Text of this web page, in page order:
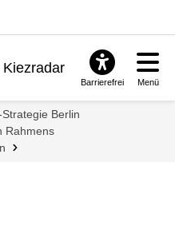
Kiezradar
Support
Barrierefrei Menü
Berlin
Rahmens